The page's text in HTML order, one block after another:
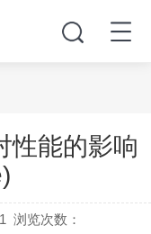
性能的影响
浏览次数：